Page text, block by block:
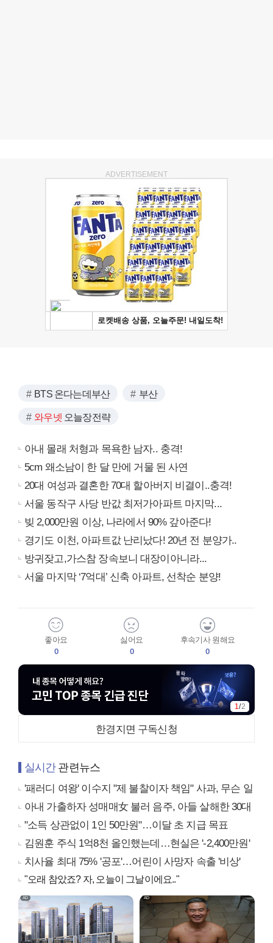
ADVERTISEMENT
BTS 온다는데부산 부산
와우넷 오늘장전략
아내 몰래 처형과 목욕한 남자.. 충격!
5cm 왜소남이 한 달 만에 거물 된 사연
20대 여성과 결혼한 70대 할아버지 비결이..충격!
서울 동작구 사당 반값 최저가아파트 마지막...
빚 2,000만원 이상, 나라에서 90% 갚아준다!
경기도 이천, 아파트값 난리났다! 20년 전 분양가..
방귀잦고,가스참 장속보니 대장이아니라...
서울 마지막 ‘7억대’ 신축 아파트, 선착순 분양!
좋아요
0
싫어요
0
후속기사 원해요
0
1/2
한경지면 구독신청
실시간관련뉴스
'패러디 여왕' 이수지 "제 불찰이자 책임" 사과, 무슨 일
아내 가출하자 성매매女 불러 음주, 아들 살해한 30대
"소득 상관없이 1인 50만원"…이달 초 지급 목표
김원훈 주식 1억8천 올인했는데…현실은 '-2,400만원'
치사율 최대 75% '공포'…어린이 사망자 속출 '비상'
"오래 참았죠? 자, 오늘이 그날이에요.."